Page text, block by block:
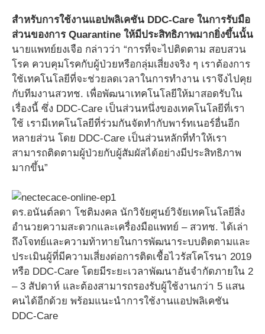
สำหรับการใช้งานแอปพลิเคชัน DDC-Care ในการรับมือ
ส่วนของการ Quarantine ให้มีประสิทธิภาพมากยิ่งขึ้นนั้น
นายแพทย์ยงเจือ กล่าวว่า “การที่จะไปติดตาม สอบสวน
โรค ควบคุมโรคกับผู้ป่วยหรือกลุ่มเสี่ยงจริง ๆ เราต้องการ
ใช้เทคโนโลยีที่จะช่วยลดเวลาในการทำงาน เราจึงไปคุย
กับทีมงานสวทช. เพื่อพัฒนาเทคโนโลยีให้มาสอดรับใน
เรื่องนี้ ซึ่ง DDC-Care เป็นส่วนหนึ่งของเทคโนโลยีที่เรา
ใช้ เรามีเทคโนโลยีที่ร่วมกันจัดทำกับพาร์ทเนอร์อื่นอีก
หลายส่วน โดย DDC-Care เป็นส่วนหลักที่ทำให้เรา
สามารถติดตามผู้ป่วยกับผู้สัมผัสได้อย่างมีประสิทธิภาพ
มากขึ้น”
ดร.อนันต์ลดา โชติมงคล นักวิจัยศูนย์วิจัยเทคโนโลยีสิ่ง
อำนวยความสะดวกและเครื่องมือแพทย์ – สวทช. ได้เล่า
ถึงโจทย์และความท้าทายในการพัฒนาระบบติดตามและ
ประเมินผู้ที่มีความเสี่ยงต่อการติดเชื้อไวรัสโคโรนา 2019
หรือ DDC-Care โดยมีระยะเวลาพัฒนาอันจำกัดภายใน 2
– 3 สัปดาห์ และต้องสามารถรองรับผู้ใช้งานกว่า 5 แสน
คนได้อีกด้วย พร้อมแนะนำการใช้งานแอปพลิเคชัน
DDC-Care